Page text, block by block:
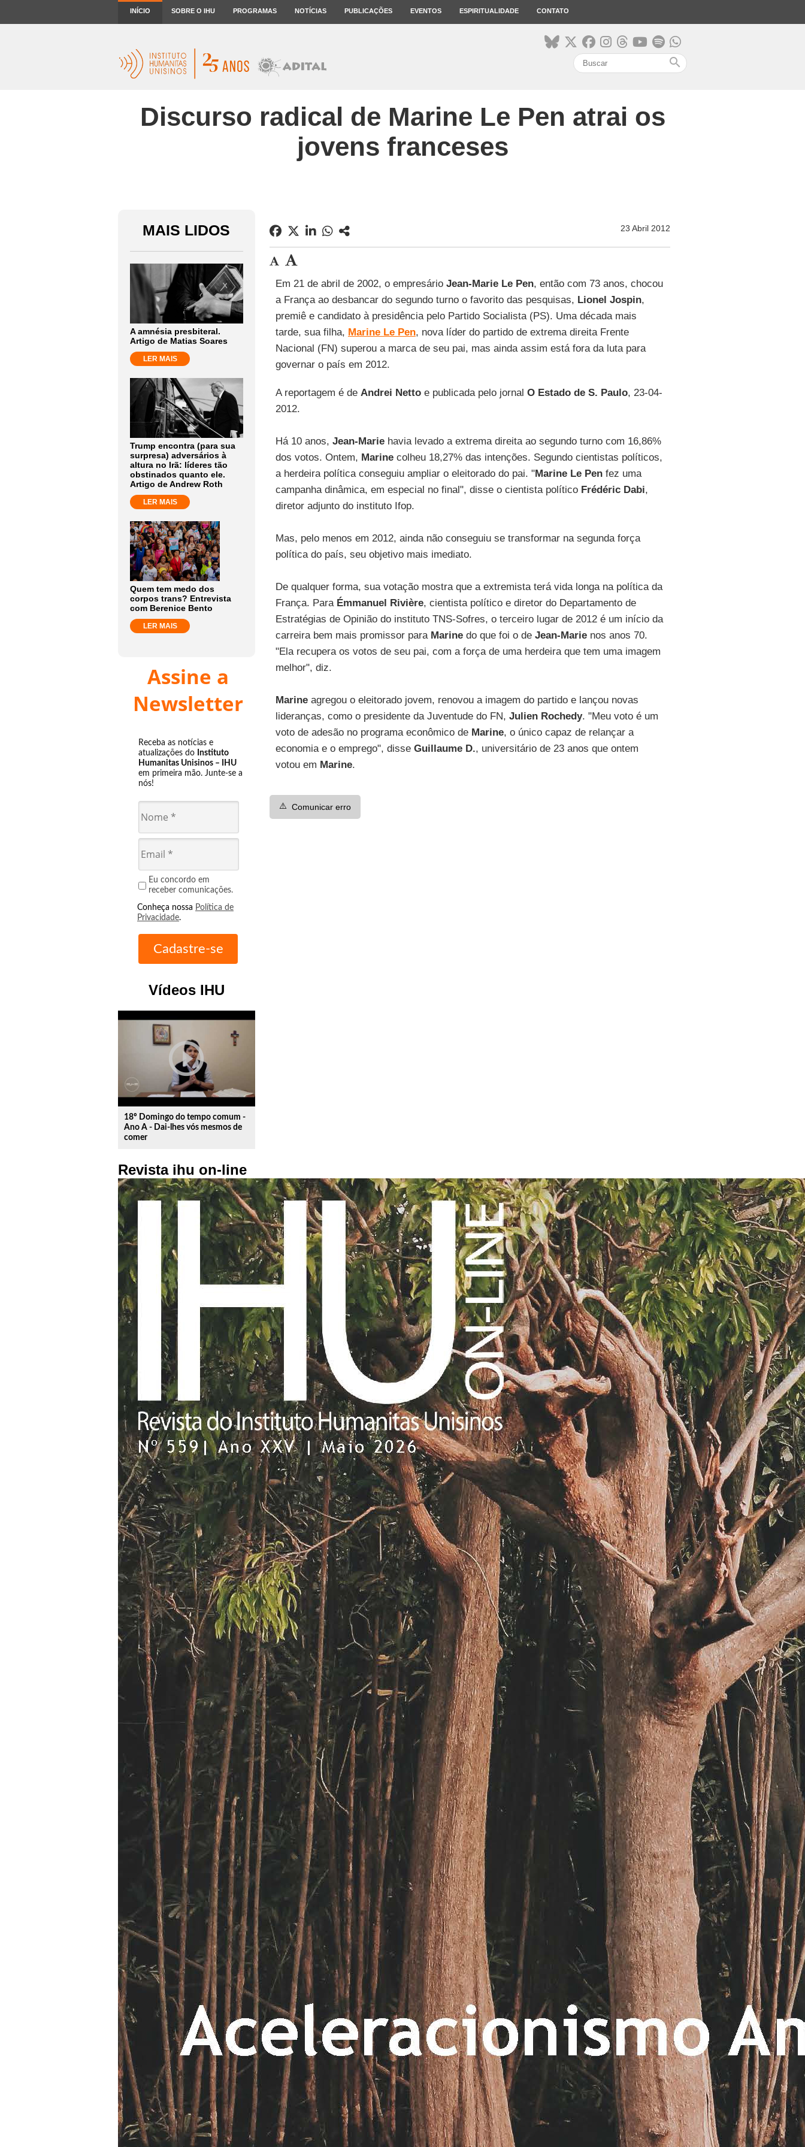
INÍCIO SOBRE O IHU PROGRAMAS NOTÍCIAS PUBLICAÇÕES EVENTOS ESPIRITUALIDADE CONTATO
search
Discurso radical de Marine Le Pen atrai os
jovens franceses
MAIS LIDOS
A amnésia presbiteral.
Artigo de Matias Soares
LER MAIS
Trump encontra (para sua
surpresa) adversários à
altura no Irã: líderes tão
obstinados quanto ele.
Artigo de Andrew Roth
LER MAIS
Quem tem medo dos
corpos trans? Entrevista
com Berenice Bento
LER MAIS
Assine a
Newsletter
Receba as notícias e
atualizações do Instituto
Humanitas Unisinos – IHU
em primeira mão. Junte-se a
nós!
Eu concordo em
receber comunicações.
Conheça nossa Política de
Privacidade.
Vídeos IHU
play_circle_outline
18º Domingo do tempo comum -
Ano A - Dai-lhes vós mesmos de
comer
Revista ihu on-line
23 Abril 2012
Em 21 de abril de 2002, o empresário Jean-Marie Le Pen, então com 73 anos, chocou
a França ao desbancar do segundo turno o favorito das pesquisas, Lionel Jospin,
premiê e candidato à presidência pelo Partido Socialista (PS). Uma década mais
tarde, sua filha, Marine Le Pen, nova líder do partido de extrema direita Frente
Nacional (FN) superou a marca de seu pai, mas ainda assim está fora da luta para
governar o país em 2012.
A reportagem é de Andrei Nettoe publicada pelo jornal O Estado de S. Paulo, 23-04-
2012.
Há 10 anos, Jean-Mariehavia levado a extrema direita ao segundo turno com 16,86%
dos votos. Ontem, Marine colheu 18,27% das intenções. Segundo cientistas políticos,
a herdeira política conseguiu ampliar o eleitorado do pai. "Marine Le Pen fez uma
campanha dinâmica, em especial no final", disse o cientista político Frédéric Dabi,
diretor adjunto do instituto Ifop.
Mas, pelo menos em 2012, ainda não conseguiu se transformar na segunda força
política do país, seu objetivo mais imediato.
De qualquer forma, sua votação mostra que a extremista terá vida longa na política da
França. Para Émmanuel Rivière, cientista político e diretor do Departamento de
Estratégias de Opinião do instituto TNS-Sofres, o terceiro lugar de 2012 é um início da
carreira bem mais promissor para Marine do que foi o de Jean-Marie nos anos 70.
"Ela recupera os votos de seu pai, com a força de uma herdeira que tem uma imagem
melhor", diz.
Marine agregou o eleitorado jovem, renovou a imagem do partido e lançou novas
lideranças, como o presidente da Juventude do FN, Julien Rochedy. "Meu voto é um
voto de adesão no programa econômico de Marine, o único capaz de relançar a
economia e o emprego", disse Guillaume D., universitário de 23 anos que ontem
votou em Marine.
⚠️ Comunicar erro